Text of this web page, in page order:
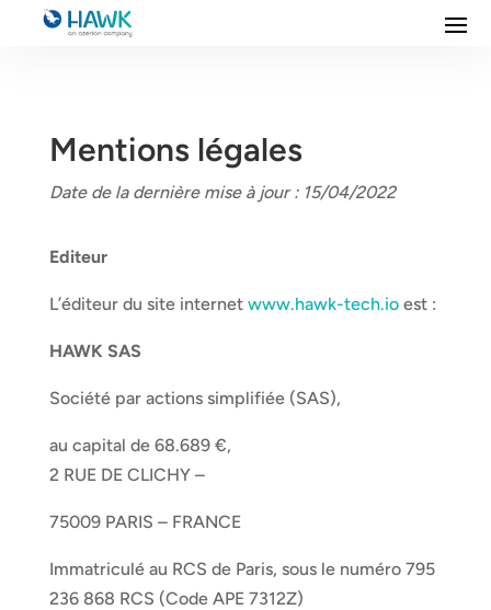
Mentions légales
Date de la dernière mise à jour : 15/04/2022
Editeur
L’éditeur du site internet www.hawk-tech.ioest :
HAWK SAS
Société par actions simplifiée (SAS),
au capital de 68.689 €,
2 RUE DE CLICHY –
75009 PARIS – FRANCE
Immatriculé au RCS de Paris, sous le numéro 795
236 868 RCS (Code APE 7312Z)